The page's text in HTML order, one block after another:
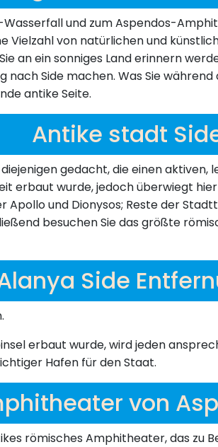
Wasserfall und zum Aspendos-
Vielzahl von natürlichen und
an ein sonniges Land erinnern
Side machen. Was Sie
antike Seite.
Antike stadt
gedacht, die einen
erbaut wurde, jedoch überwiegt
und Dionysos; Reste der
besuchen Sie das größte
Side
erbaut wurde, wird jeden
Hafen für den Staat.
von
römisches Amphitheater, das zu